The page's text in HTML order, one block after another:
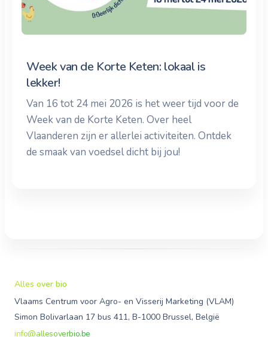
Week van de Korte Keten: lokaal is
lekker!
Van 16 tot 24 mei 2026 is het weer tijd voor de
Week van de Korte Keten. Over heel
Vlaanderen zijn er allerlei activiteiten. Ontdek
de smaak van voedsel dicht bij jou!
Alles over bio
Vlaams Centrum voor Agro- en Visserij Marketing (VLAM)
Simon Bolivarlaan 17 bus 411, B-1000 Brussel, België
info@allesoverbio.be